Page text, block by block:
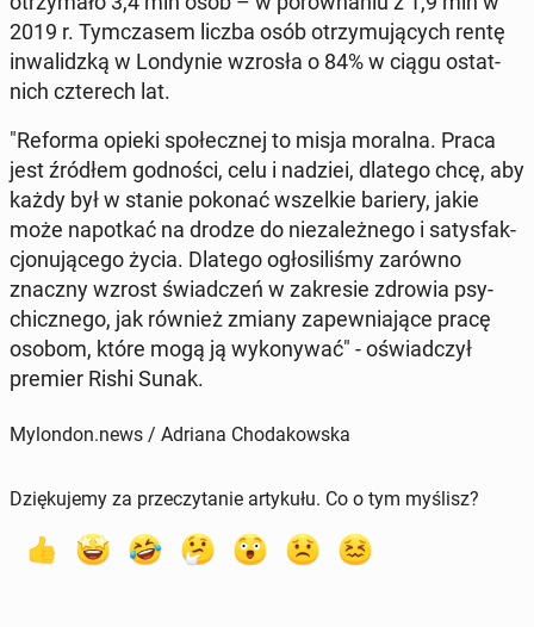
2019 r. Tym­cza­sem liczba osób otrzy­mu­ją­cych rentę
in­wa­lidz­ką w Lon­dy­nie wzrosła o 84% w ciągu ostat­
nich czte­rech lat.
"Reforma opieki spo­łecz­nej to misja moralna. Praca
jest źródłem god­no­ści, celu i nadziei, dlatego chcę, aby
każdy był w stanie pokonać wszel­kie bariery, jakie
może na­po­tkać na drodze do nie­za­leż­ne­go i sa­tys­fak­
cjo­nu­ją­ce­go życia. Dlatego ogło­si­li­śmy zarówno
znaczny wzrost świad­czeń w za­kre­sie zdrowia psy­
chicz­ne­go, jak również zmiany za­pew­nia­ją­ce pracę
osobom, które mogą ją wy­ko­ny­wać" - oświad­czył
premier Rishi Sunak.
Mylondon.news / Adriana Chodakowska
Dziękujemy za przeczytanie artykułu. Co o tym myślisz?